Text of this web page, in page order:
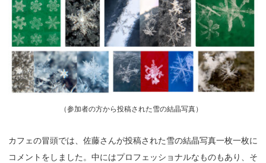
（参加者の方から投稿された雪の結晶写真）
カフェの冒頭では、佐藤さんが投稿された雪の結晶写真一枚一枚に
コメントをしました。中にはプロフェッショナルなものもあり、そ